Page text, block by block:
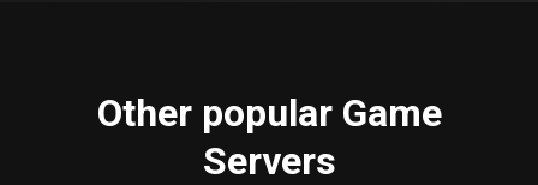
Other popular Game
Servers